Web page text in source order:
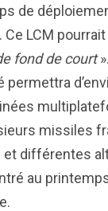
de
Ce LCM
fond de court
permettra
missiles
différentes
au